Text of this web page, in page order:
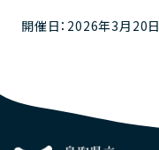
開催日：2026年3月20